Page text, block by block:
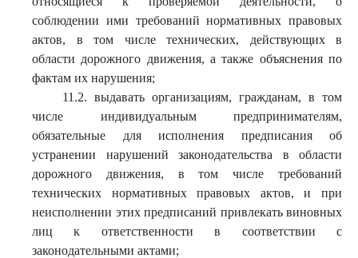
соблюдении ими требований нормативных правовых
актов, в том числе технических, действующих в
области дорожного движения, а также объяснения по
фактам их нарушения;
11.2. выдавать организациям, гражданам, в том
числе индивидуальным предпринимателям,
обязательные для исполнения предписания об
устранении нарушений законодательства в области
дорожного движения, в том числе требований
технических нормативных правовых актов, и при
неисполнении этих предписаний привлекать виновных
лиц к ответственности в соответствии с
законодательными актами;